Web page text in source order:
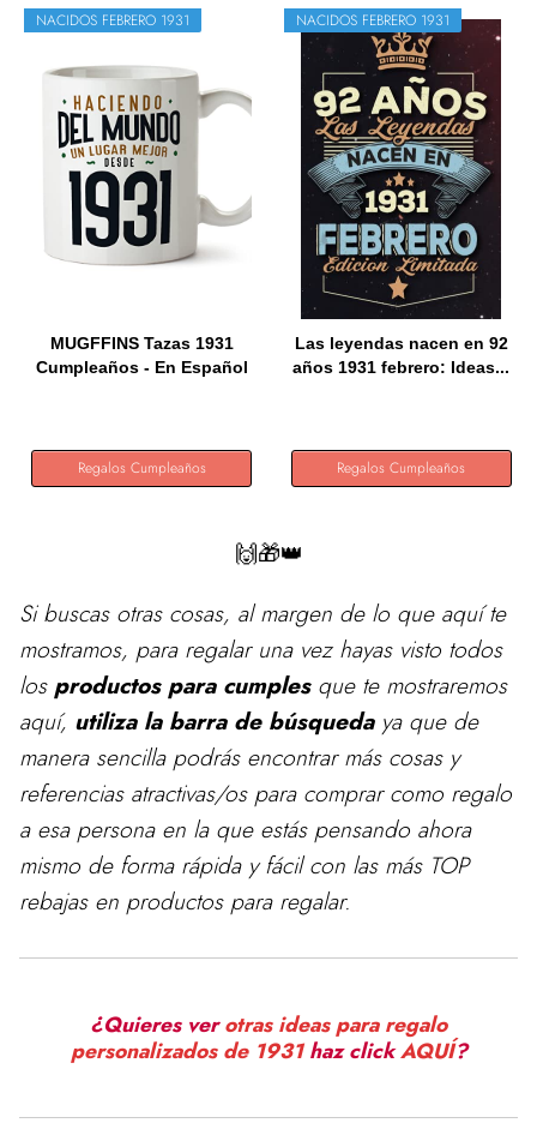
NACIDOS FEBRERO 1931
MUGFFINS Tazas 1931
Cumpleaños - En Español
Regalos Cumpleaños
NACIDOS FEBRERO 1931
Las leyendas nacen en 92
años 1931 febrero: Ideas...
Regalos Cumpleaños
🙌🎁👑
Si buscas otras cosas, al margen de lo que aquí te
mostramos, para regalaruna vez hayas visto todos
los productos para cumplesque te mostraremos
aquí, utiliza la barra de búsquedaya que de
manera sencilla podrás encontrar más cosas y
referencias atractivas/os para comprar como regalo
a esa persona en la que estás pensando ahora
mismo de forma rápida y fácil con las más TOP
rebajas en productos para regalar.
¿Quieres verotras ideas para regalo
personalizados de 1931haz clickAQUÍ?